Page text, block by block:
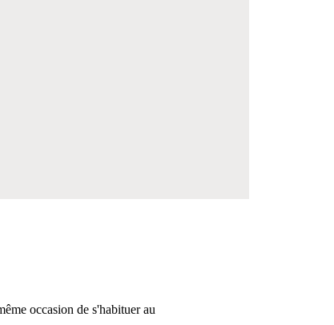
occasion de s'habituer au